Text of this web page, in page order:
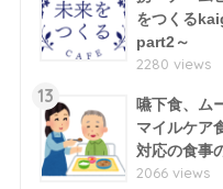
をつくる
part2～
2280 views
13
嚥下食、ム
マイルケア
対応の食事
2066 views